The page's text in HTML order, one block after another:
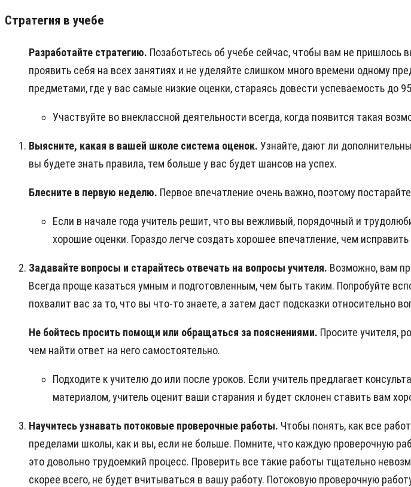
Стратегия в учебе
Разработайте стратегию. Позаботьтесь об учебе сейчас, чтобы вам не
проявить себя на всех занятиях и не уделяйте слишком много времени одному
предметами, где у вас самые низкие оценки, стараясь довести успеваемость до
Участвуйте во внеклассной деятельности всегда, когда появится такая
Выясните, какая в вашей школе система оценок. Узнайте, дают ли
вы будете знать правила, тем больше у вас будет шансов на успех.
Блесните в первую неделю. Первое впечатление очень важно, поэтому
Если в начале года учитель решит, что вы вежливый, порядочный и
хорошие оценки. Гораздо легче создать хорошее впечатление, чем исправить
Задавайте вопросы и старайтесь отвечать на вопросы учителя. Возможно, вам
Всегда проще казаться умным и подготовленным, чем быть таким. Попробуйте
похвалит вас за то, что вы что-то знаете, а затем даст подсказки относительно
Не бойтесь просить помощи или обращаться за пояснениями. Просите учителя,
чем найти ответ на него самостоятельно.
Подходите к учителю до или после уроков. Если учитель предлагает
материалом, учитель оценит ваши старания и будет склонен ставить вам
Научитесь узнавать потоковые проверочные работы. Чтобы понять, как все
пределами школы, как и вы, если не больше. Помните, что каждую проверочную
это довольно трудоемкий процесс. Проверить все такие работы тщательно
скорее всего, не будет вчитываться в вашу работу. Потоковую проверочную